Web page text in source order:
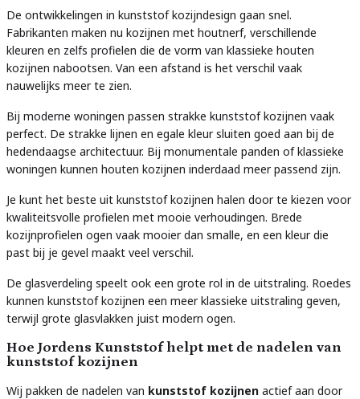
De ontwikkelingen in kunststof kozijndesign gaan snel.
Fabrikanten maken nu kozijnen met houtnerf, verschillende
kleuren en zelfs profielen die de vorm van klassieke houten
kozijnen nabootsen. Van een afstand is het verschil vaak
nauwelijks meer te zien.
Bij moderne woningen passen strakke kunststof kozijnen vaak
perfect. De strakke lijnen en egale kleur sluiten goed aan bij de
hedendaagse architectuur. Bij monumentale panden of klassieke
woningen kunnen houten kozijnen inderdaad meer passend zijn.
Je kunt het beste uit kunststof kozijnen halen door te kiezen voor
kwaliteitsvolle profielen met mooie verhoudingen. Brede
kozijnprofielen ogen vaak mooier dan smalle, en een kleur die
past bij je gevel maakt veel verschil.
De glasverdeling speelt ook een grote rol in de uitstraling. Roedes
kunnen kunststof kozijnen een meer klassieke uitstraling geven,
terwijl grote glasvlakken juist modern ogen.
Hoe Jordens Kunststof helpt met de nadelen van
kunststof kozijnen
Wij pakken de nadelen van kunststof kozijnen actief aan door